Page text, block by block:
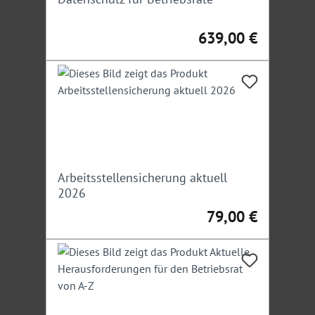
Regulärer Preis:
639,00 €
Arbeitsstellensicherung aktuell
2026
Regulärer Preis:
79,00 €